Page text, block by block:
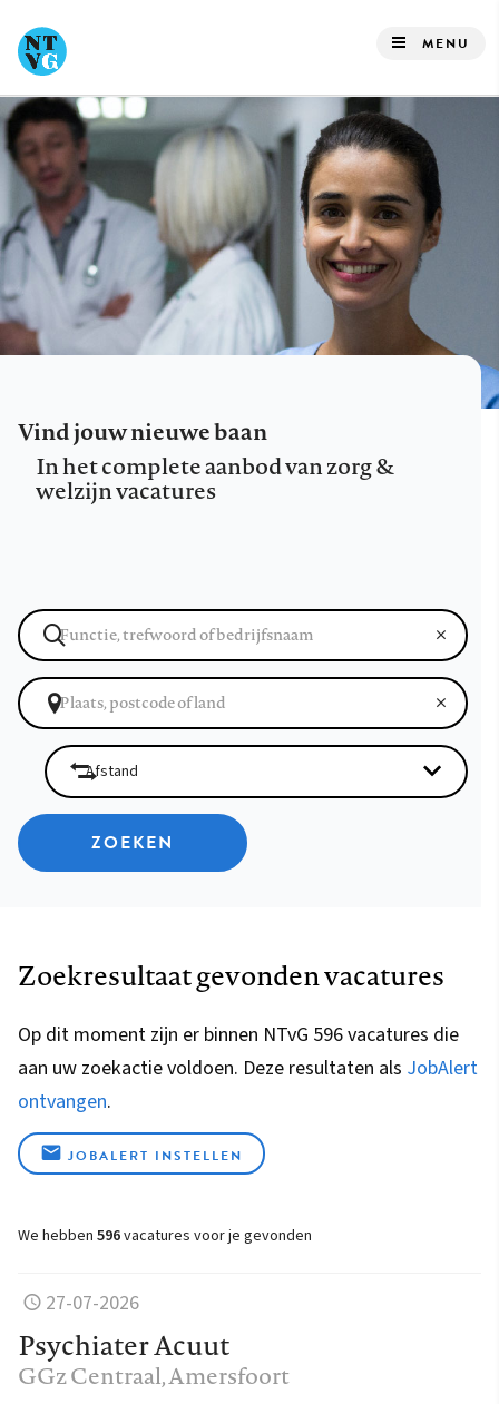
naar
de
inhoud
gaan
MENU
Vind jouw nieuwe baan
In het complete aanbod van zorg &
welzijn vacatures
ZOEKEN
Zoekresultaat gevonden vacatures
Op dit moment zijn er binnen NTvG 596 vacatures die
aan uw zoekactie voldoen. Deze resultaten als JobAlert
ontvangen.
JOBALERT INSTELLEN
We hebben 596vacatures voor je gevonden
27-07-2026
Psychiater Acuut
GGz Centraal, Amersfoort